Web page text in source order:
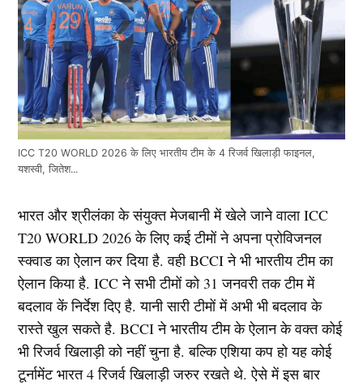
ICC T20 WORLD 2026 के लिए भारतीय टीम के 4 रिजर्व खिलाड़ी फाइनल,
यशस्वी, जितेश...
भारत और श्रीलंका के संयुक्त मेजबानी में खेले जाने वाला ICC
T20 WORLD 2026 के लिए कई टीमों ने अपना प्रोविजनल
स्क्वाड का ऐलान कर दिया है. वही BCCI ने भी भारतीय टीम का
ऐलान किया है. ICC ने सभी टीमों को 31 जनवरी तक टीम में
बदलाव कें निर्देश दिए है. यानी सारी टीमों में अभी भी बदलाव के
रास्ते खुल सकते है. BCCI ने भारतीय टीम के ऐलान के वक्त कोई
भी रिजर्व खिलाड़ी को नहीं चुना है. बल्कि एशिया कप हो यह कोई
टूर्नामेंट भारत 4 रिजर्व खिलाड़ी जरुर रखते थे. ऐसे में इस बार